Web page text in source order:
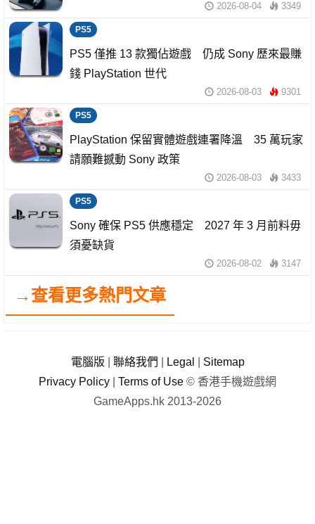
2026-08-04 3349
PS5
PS5 僅推 13 款獨佔遊戲 仍成 Sony 歷來最賺
錢 PlayStation 世代
2026-08-03 9301
PS5
PlayStation 保留實體遊戲連署降溫 35 萬玩家
請願難撼動 Sony 政策
2026-08-03 3433
PS5
Sony 確保 PS5 供應穩定 2027 年 3 月前料毋
須憂缺貨
2026-08-02 3147
→查看更多熱門文章
電腦版 聯絡我們 Legal
Sitemap
Privacy Policy
Terms of Use © 香港手機遊戲網
GameApps.hk 2013-2026